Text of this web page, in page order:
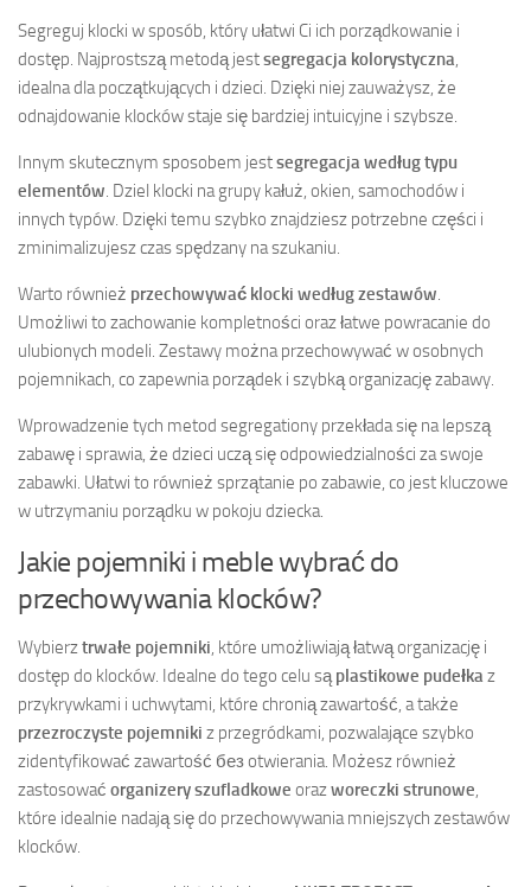
Segreguj klocki w sposób, który ułatwi Ci ich porządkowanie i
dostęp. Najprostszą metodą jestsegregacja kolorystyczna
idealna dla początkujących i dzieci. Dzięki niej zauważysz, że
odnajdowanie klocków staje się bardziej intuicyjne i szybsze.
Innym skutecznym sposobem jestsegregacja według typu
elementów . Dziel klocki na grupy kałuż, okien, samochodów i
innych typów. Dzięki temu szybko znajdziesz potrzebne części i
zminimalizujesz czas spędzany na szukaniu.
Warto również przechowywać klocki według zestawów
Umożliwi to zachowanie kompletności oraz łatwe powracanie do
ulubionych modeli. Zestawy można przechowywać w osobnych
pojemnikach, co zapewnia porządek i szybką organizację zabawy.
Wprowadzenie tych metod segregationy przekłada się na lepszą
zabawę i sprawia, że dzieci uczą się odpowiedzialności za swoje
zabawki. Ułatwi to również sprzątanie po zabawie, co jest kluczowe
w utrzymaniu porządku w pokoju dziecka.
Jakie pojemniki i meble wybrać do
przechowywania klocków?
Wybierztrwałe pojemniki , które umożliwiają łatwą organizację i
dostęp do klocków. Idealne do tego celu są plastikowe pudełka z
przykrywkami i uchwytami, które chronią zawartość, a także
przezroczyste pojemniki z przegródkami, pozwalające szybko
zidentyfikować zawartość без otwierania. Możesz również
zastosować organizery szufladkowe orazworeczki strunowe
które idealnie nadają się do przechowywania mniejszych zestawów
klocków.